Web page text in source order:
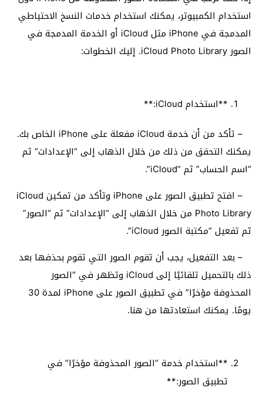
استخدام الكمبيوتر، يمكنك استخدام خدمات النسخ الاحتياطي
المدمجة في iPhone مثل iCloud أو الخدمة المدمجة في
الصور iCloud Photo Library. إليك الخطوات:
**استخدام iCloud:**
– تأكد من أن خدمة iCloud مفعلة على iPhone الخاص بك.
يمكنك التحقق من ذلك من خلال الذهاب إلى “الإعدادات” ثم
“اسم الحساب” ثم “iCloud”.
– افتح تطبيق الصور على iPhone وتأكد من تمكين iCloud
Photo Library من خلال الذهاب إلى “الإعدادات” ثم “الصور”
ثم تفعيل “مكتبة الصور iCloud”.
– بعد التفعيل، يجب أن تقوم الصور التي تقوم بحذفها بعد
ذلك بالتحميل تلقائيًا إلى iCloud وتظهر في “الصور
المحذوفة مؤخرًا” في تطبيق الصور على iPhone لمدة 30
يومًا. يمكنك استعادتها من هنا.
**استخدام خدمة “الصور المحذوفة مؤخرًا” في
تطبيق الصور:**